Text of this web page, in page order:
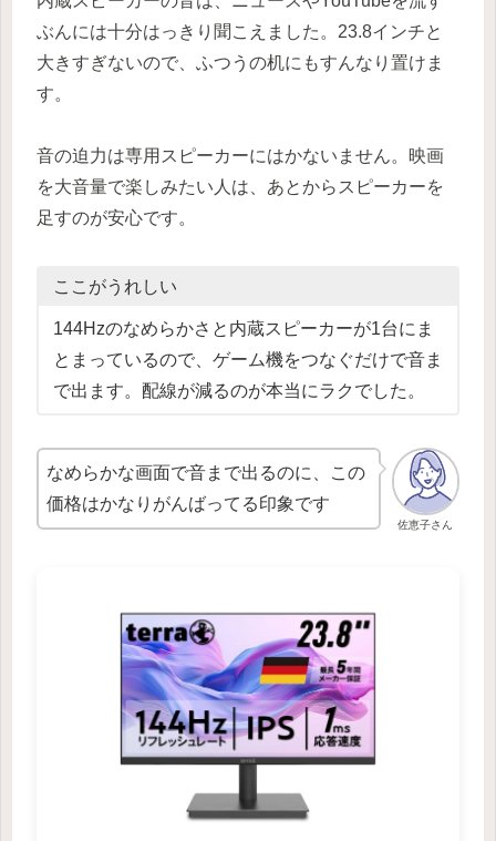
ぶんには十分はっきり聞こえました。23.8インチと
大きすぎないので、ふつうの机にもすんなり置けま
す。
音の迫力は専用スピーカーにはかないません。映画
を大音量で楽しみたい人は、あとからスピーカーを
足すのが安心です。
ここがうれしい
144Hzのなめらかさと内蔵スピーカーが1台にま
とまっているので、ゲーム機をつなぐだけで音ま
で出ます。配線が減るのが本当にラクでした。
佐恵子さん
なめらかな画面で音まで出るのに、この
価格はかなりがんばってる印象です